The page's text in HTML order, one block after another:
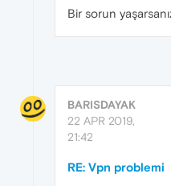
Bir sorun
BARISDAYAK
22 APR 2019,
21:42
RE: Vpn problemi